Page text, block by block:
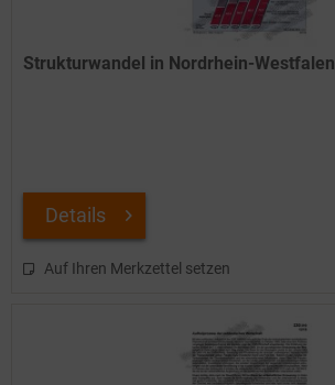
Strukturwandel in Nordrhein-Westfalen
Details
Auf Ihren Merkzettel setzen